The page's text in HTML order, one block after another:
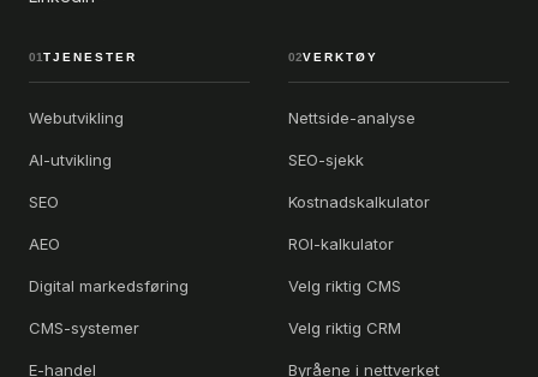
01TJENESTER
Webutvikling
AI-utvikling
SEO
AEO
Digital markedsføring
CMS-systemer
E-handel
02VERKTØY
Nettside-analyse
SEO-sjekk
Kostnadskalkulator
ROI-kalkulator
Velg riktig CMS
Velg riktig CRM
Byråene i nettverket